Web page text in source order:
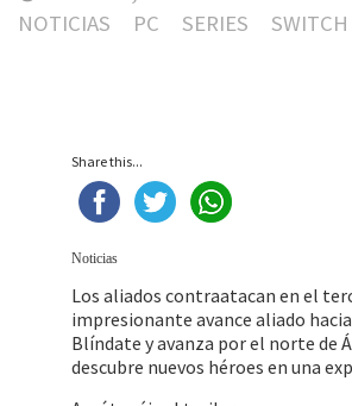
NOTICIAS
PC SERIES SWITCH
Share this...
Noticias
Los aliados contraatacan en el
impresionante avance aliado
Blíndate y avanza por el norte de
descubre nuevos héroes en una